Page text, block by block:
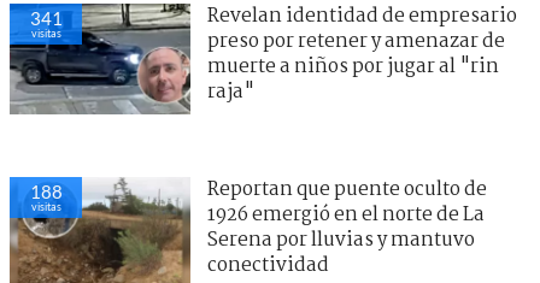
341
visitas
Revelan identidad de empresario
preso por retener y amenazar de
muerte a niños por jugar al "rin
raja"
188
visitas
Reportan que puente oculto de
1926 emergió en el norte de La
Serena por lluvias y mantuvo
conectividad